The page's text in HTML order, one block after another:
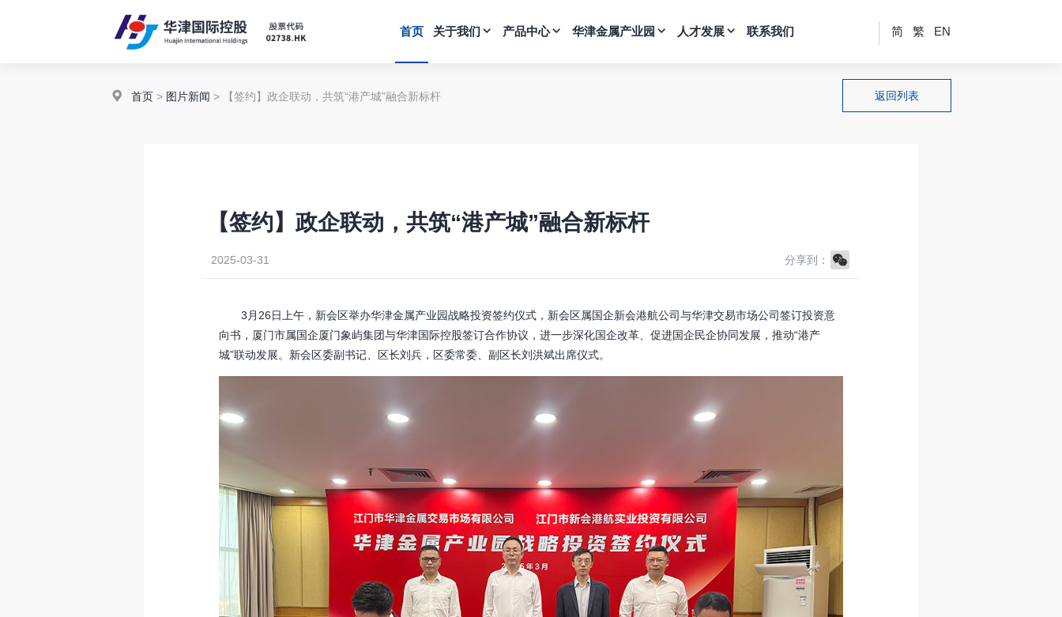
首页 关于我们 产品中心 华津金属产业园 人才发展 联系我们 简 繁 EN
首页> 图片新闻 > 【签约】政企联动，共筑“港产城”融合新标杆 返回列表
【签约】政企联动，共筑“港产城”融合新标杆
2025-03-31 分享到：
3月26日上午，新会区举办华津金属产业园战略投资签约仪式，新会区属国企新会港航公司与华津交易市场公司签订投资意
向书，厦门市属国企厦门象屿集团与华津国际控股签订合作协议，进一步深化国企改革、促进国企民企协同发展，推动“港产
城”联动发展。新会区委副书记、区长刘兵，区委常委、副区长刘洪斌出席仪式。